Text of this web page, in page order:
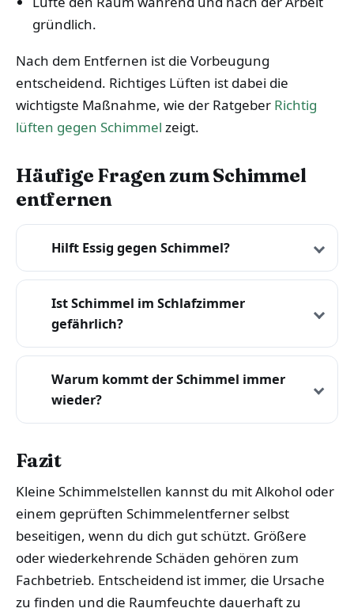
gründlich.
Nach dem Entfernen ist die Vorbeugung
entscheidend. Richtiges Lüften ist dabei die
wichtigste Maßnahme, wie der Ratgeber Richtig
lüften gegen Schimmel zeigt.
Häufige Fragen zum Schimmel
entfernen
Hilft Essig gegen Schimmel?
Ist Schimmel im Schlafzimmer
gefährlich?
Warum kommt der Schimmel immer
wieder?
Fazit
Kleine Schimmelstellen kannst du mit Alkohol oder
einem geprüften Schimmelentferner selbst
beseitigen, wenn du dich gut schützt. Größere
oder wiederkehrende Schäden gehören zum
Fachbetrieb. Entscheidend ist immer, die Ursache
zu finden und die Raumfeuchte dauerhaft zu